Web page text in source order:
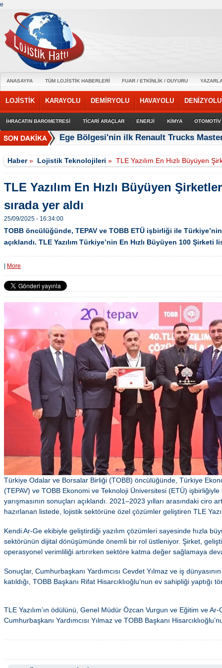
e
ANASAYFA TÜM LOJİSTİK HABERLERİ FUAR / ETKİNLİK / DUYURU
LOJİSTİK KARAYOLU DEMİRYOLU HAVAYOLU DENİZYOLU
İHRACATIN BAROMETRESİ TİCARİ ARAÇLAR ENERJİ KİMYA OTOMOTİV
Ege Bölgesi'nin ilk Renault Trucks
Haber» Lojistik Teknolojileri »TLE Yazılım En Hızlı Büyüyen
TLE Yazılım En Hızlı Büyüyen
sırada yer aldı
25/09/2025 - 16:34:00
TOBB öncülüğünde, TEPAV ve TOBB ETÜ işbirliği ile
açıklandı. TLE Yazılım Türkiye’nin En Hızlı Büyüyen 100 Şirketi
More
Türkiye Odalar ve Borsalar Birliği (TOBB) öncülüğünde, Türkiye
(TEPAV) ve TOBB Ekonomi ve Teknoloji Üniversitesi (ETÜ)
yarışmasının sonuçları açıklandı. 2021–2023 yılları arasındaki ciro
hazırlanan listede, lojistik sektörüne özel çözümler geliştiren TLE
Kendi Ar-Ge ekibiyle geliştirdiği yazılım çözümleri sayesinde hızla
sektörünün dijital dönüşümünde önemli bir rol üstleniyor. Şirket,
operasyonel verimliliği artırırken sektöre katma değer sağlamaya
Sonuçlar, Cumhurbaşkanı Yardımcısı Cevdet Yılmaz ve iş
katıldığı, TOBB Başkanı Rifat Hisarcıklıoğlu’nun ev sahipliği yaptığı
TLE Yazılım’ın ödülünü, Genel Müdür Özcan Vurgun ve Eğitim ve
Cumhurbaşkanı Yardımcısı Yılmaz ve TOBB Başkanı